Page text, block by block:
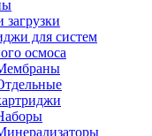
для систем
осмоса